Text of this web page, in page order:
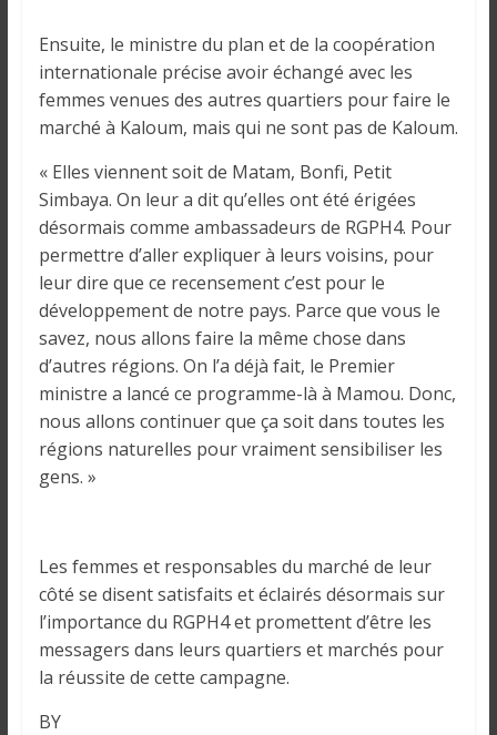
Ensuite, le ministre du plan et de la coopération
internationale précise avoir échangé avec les
femmes venues des autres quartiers pour faire le
marché à Kaloum, mais qui ne sont pas de Kaloum.
« Elles viennent soit de Matam, Bonfi, Petit
Simbaya. On leur a dit qu’elles ont été érigées
désormais comme ambassadeurs de RGPH4. Pour
permettre d’aller expliquer à leurs voisins, pour
leur dire que ce recensement c’est pour le
développement de notre pays. Parce que vous le
savez, nous allons faire la même chose dans
d’autres régions. On l’a déjà fait, le Premier
ministre a lancé ce programme-là à Mamou. Donc,
nous allons continuer que ça soit dans toutes les
régions naturelles pour vraiment sensibiliser les
gens. »
Les femmes et responsables du marché de leur
côté se disent satisfaits et éclairés désormais sur
l’importance du RGPH4 et promettent d’être les
messagers dans leurs quartiers et marchés pour
la réussite de cette campagne.
BY